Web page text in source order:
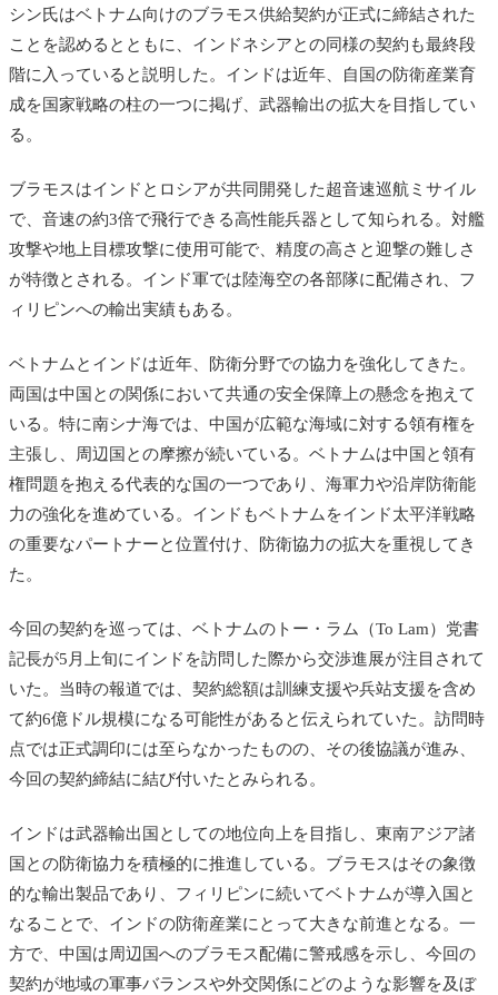
シン氏はベトナム向けのブラモス供給契約が正式に締結された
ことを認めるとともに、インドネシアとの同様の契約も最終段
階に入っていると説明した。インドは近年、自国の防衛産業育
成を国家戦略の柱の一つに掲げ、武器輸出の拡大を目指してい
る。
ブラモスはインドとロシアが共同開発した超音速巡航ミサイル
で、音速の約3倍で飛行できる高性能兵器として知られる。対艦
攻撃や地上目標攻撃に使用可能で、精度の高さと迎撃の難しさ
が特徴とされる。インド軍では陸海空の各部隊に配備され、フ
ィリピンへの輸出実績もある。
ベトナムとインドは近年、防衛分野での協力を強化してきた。
両国は中国との関係において共通の安全保障上の懸念を抱えて
いる。特に南シナ海では、中国が広範な海域に対する領有権を
主張し、周辺国との摩擦が続いている。ベトナムは中国と領有
権問題を抱える代表的な国の一つであり、海軍力や沿岸防衛能
力の強化を進めている。インドもベトナムをインド太平洋戦略
の重要なパートナーと位置付け、防衛協力の拡大を重視してき
た。
今回の契約を巡っては、ベトナムのトー・ラム（To Lam）党書
記長が5月上旬にインドを訪問した際から交渉進展が注目されて
いた。当時の報道では、契約総額は訓練支援や兵站支援を含め
て約6億ドル規模になる可能性があると伝えられていた。訪問時
点では正式調印には至らなかったものの、その後協議が進み、
今回の契約締結に結び付いたとみられる。
インドは武器輸出国としての地位向上を目指し、東南アジア諸
国との防衛協力を積極的に推進している。ブラモスはその象徴
的な輸出製品であり、フィリピンに続いてベトナムが導入国と
なることで、インドの防衛産業にとって大きな前進となる。一
方で、中国は周辺国へのブラモス配備に警戒感を示し、今回の
契約が地域の軍事バランスや外交関係にどのような影響を及ぼ